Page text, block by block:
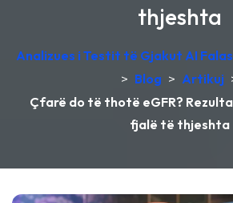
thjeshta
Analizues i Testit të Gjakut AI
> Blog > Artikuj
Çfarë do të thotë eGFR?
fjalë të thjeshta